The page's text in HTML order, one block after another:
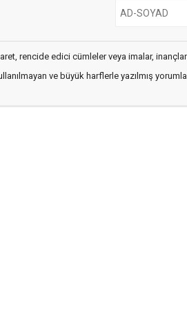
rencide edici cümleler veya imalar,
ve büyük harflerle yazılmış